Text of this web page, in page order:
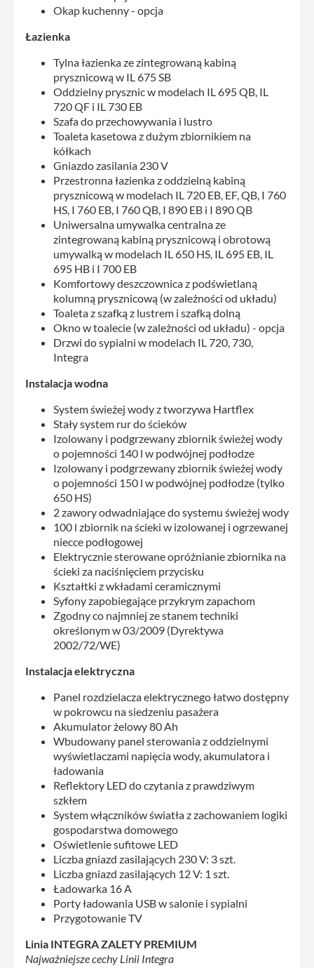
Okap kuchenny - opcja
Łazienka
Tylna łazienka ze zintegrowaną kabiną
prysznicową w IL 675 SB
Oddzielny prysznic w modelach IL 695 QB, IL
720 QF i IL 730 EB
Szafa do przechowywania i lustro
Toaleta kasetowa z dużym zbiornikiem na
kółkach
Gniazdo zasilania 230 V
Przestronna łazienka z oddzielną kabiną
prysznicową w modelach IL 720 EB, EF, QB, I 760
HS, I 760 EB, I 760 QB, I 890 EB i I 890 QB
Uniwersalna umywalka centralna ze
zintegrowaną kabiną prysznicową i obrotową
umywalką w modelach IL 650 HS, IL 695 EB, IL
695 HB i I 700 EB
Komfortowy deszczownica z podświetlaną
kolumną prysznicową (w zależności od układu)
Toaleta z szafką z lustrem i szafką dolną
Okno w toalecie (w zależności od układu) - opcja
Drzwi do sypialni w modelach IL 720, 730,
Integra
Instalacja wodna
System świeżej wody z tworzywa Hartflex
Stały system rur do ścieków
Izolowany i podgrzewany zbiornik świeżej wody
o pojemności 140 l w podwójnej podłodze
Izolowany i podgrzewany zbiornik świeżej wody
o pojemności 150 l w podwójnej podłodze (tylko
650 HS)
2 zawory odwadniające do systemu świeżej wody
100 l zbiornik na ścieki w izolowanej i ogrzewanej
niecce podłogowej
Elektrycznie sterowane opróżnianie zbiornika na
ścieki za naciśnięciem przycisku
Kształtki z wkładami ceramicznymi
Syfony zapobiegające przykrym zapachom
Zgodny co najmniej ze stanem techniki
określonym w 03/2009 (Dyrektywa
2002/72/WE)
Instalacja elektryczna
Panel rozdzielacza elektrycznego łatwo dostępny
w pokrowcu na siedzeniu pasażera
Akumulator żelowy 80 Ah
Wbudowany panel sterowania z oddzielnymi
wyświetlaczami napięcia wody, akumulatora i
ładowania
Reflektory LED do czytania z prawdziwym
szkłem
System włączników światła z zachowaniem logiki
gospodarstwa domowego
Oświetlenie sufitowe LED
Liczba gniazd zasilających 230 V: 3 szt.
Liczba gniazd zasilających 12 V: 1 szt.
Ładowarka 16 A
Porty ładowania USB w salonie i sypialni
Przygotowanie TV
Linia INTEGRA ZALETY PREMIUM
Najważniejsze cechy Linii Integra